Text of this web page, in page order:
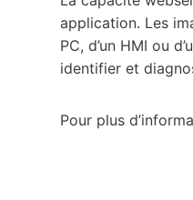
application. Les
PC, d’un HMI ou
identifier et
Pour plus